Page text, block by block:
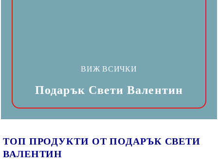
Подарък Свети Валентин
ВИЖ ВСИЧКИ
ТОП ПРОДУКТИ ОТ ПОДАРЪК СВЕТИ
ВАЛЕНТИН